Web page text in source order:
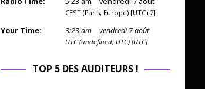
CEST (Paris, Europe) [UTC+2]
Your Time: 3:23am vendredi 7 août
UTC (undefined, UTC) [UTC]
TOP 5 DES AUDITEURS !